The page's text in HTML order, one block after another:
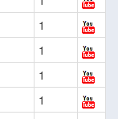
1
1
1
1